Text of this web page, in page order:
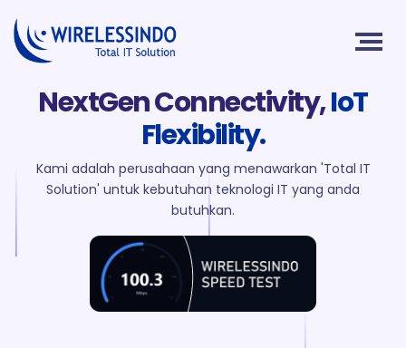
NextGen Connectivity,IoT
Flexibility.
Kami adalah perusahaan yang menawarkan 'Total IT
Solution' untuk kebutuhan teknologi IT yang anda
butuhkan.